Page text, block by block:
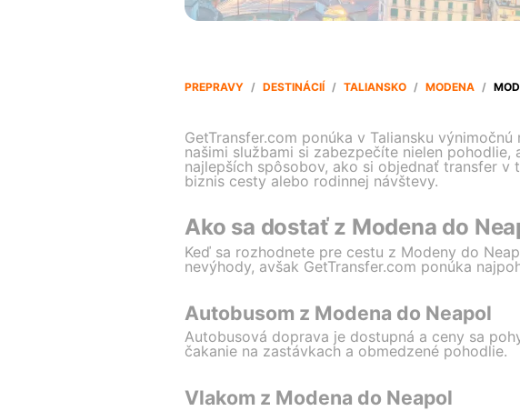
PREPRAVY / DESTINÁCIÍ / TALIANSKO / MODENA /
GetTransfer.com ponúka v Taliansku
našimi službami si zabezpečíte nielen
najlepších spôsobov, ako si objednať transfer
biznis cesty alebo rodinnej návštevy.
Ako sa dostať z Modena do
Keď sa rozhodnete pre cestu z Modeny do
nevýhody, avšak GetTransfer.com ponúka
Autobusom z Modena do Neapol
Autobusová doprava je dostupná a ceny sa
čakanie na zastávkach a obmedzené pohodlie.
Vlakom z Modena do Neapol